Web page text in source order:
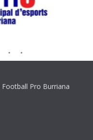
Football Pro Burriana